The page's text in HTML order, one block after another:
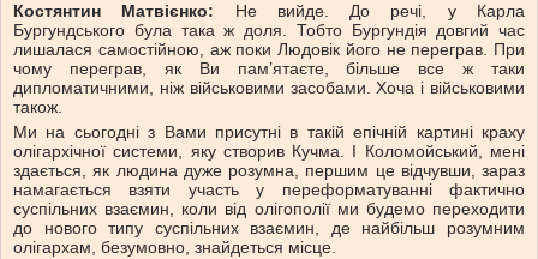
Костянтин Матвієнко: Не вийде. До речі, у Карла
Бургундського була така ж доля. Тобто Бургундія довгий час
лишалася самостійною, аж поки Людовік його не переграв. При
чому переграв, як Ви пам’ятаєте, більше все ж таки
дипломатичними, ніж військовими засобами. Хоча і військовими
також.
Ми на сьогодні з Вами присутні в такій епічній картині краху
олігархічної системи, яку створив Кучма. І Коломойський, мені
здається, як людина дуже розумна, першим це відчувши, зараз
намагається взяти участь у переформатуванні фактично
суспільних взаємин, коли від олігополії ми будемо переходити
до нового типу суспільних взаємин, де найбільш розумним
олігархам, безумовно, знайдеться місце.